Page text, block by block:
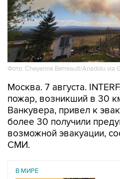
Фото: Cheyenne Berreault/Anadolu via
Москва. 7 августа.
пожар, возникший в 30
Ванкувера, привел к
более 30 получили
возможной эвакуации,
СМИ.
В МИРЕ